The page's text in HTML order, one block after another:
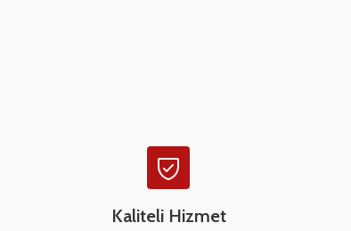
Kaliteli Hizmet